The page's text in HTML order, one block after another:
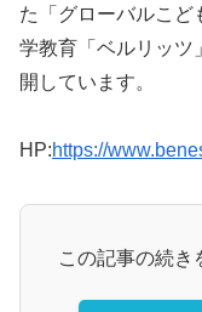
た「グローバルこど
学教育「ベルリッツ
開しています。
HP:https://
この記事の続き